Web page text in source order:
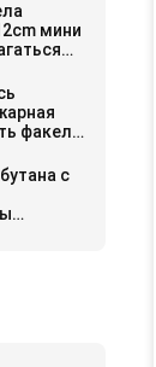
мини
факела
c